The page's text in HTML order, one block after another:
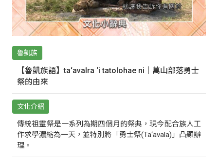
魯凱族
【魯凱族語】ta‘avalra ‘i tatolohae ni｜萬山部落勇士
祭的由來
文化介紹
傳統祖靈祭是一系列為期四個月的祭典，現今配合族人工
作求學濃縮為一天，並特別將「勇士祭(Ta‘avala)」凸顯辦
理。